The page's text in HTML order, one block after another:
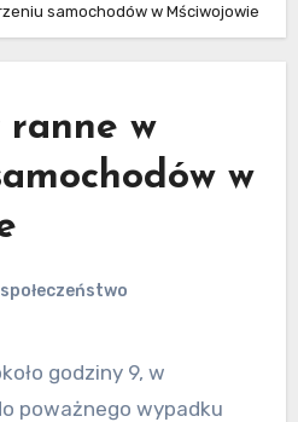
samochodów w Mściwojowie
ranne w
w
poważnego wypadku